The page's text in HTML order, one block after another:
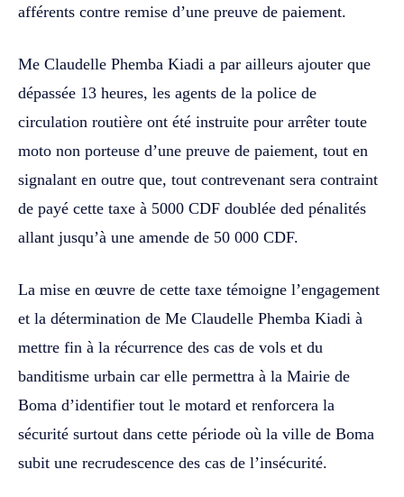
afférents contre remise d’une preuve de paiement.
Me Claudelle Phemba Kiadi a par ailleurs ajouter que
dépassée 13 heures, les agents de la police de
circulation routière ont été instruite pour arrêter toute
moto non porteuse d’une preuve de paiement, tout en
signalant en outre que, tout contrevenant sera contraint
de payé cette taxe à 5000 CDF doublée ded pénalités
allant jusqu’à une amende de 50 000 CDF.
La mise en œuvre de cette taxe témoigne l’engagement
et la détermination de Me Claudelle Phemba Kiadi à
mettre fin à la récurrence des cas de vols et du
banditisme urbain car elle permettra à la Mairie de
Boma d’identifier tout le motard et renforcera la
sécurité surtout dans cette période où la ville de Boma
subit une recrudescence des cas de l’insécurité.